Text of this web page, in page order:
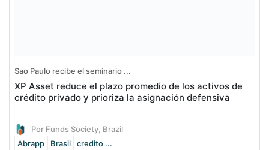
Sao Paulo recibe el seminario ...
XP Asset reduce el plazo promedio de los activos de
crédito privado y prioriza la asignación defensiva
Por Funds Society, Brazil
Abrapp
Brasil credito ...